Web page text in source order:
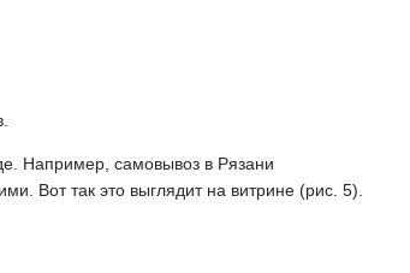
Например, самовывоз в Рязани
Вот так это выглядит на витрине (рис. 5).